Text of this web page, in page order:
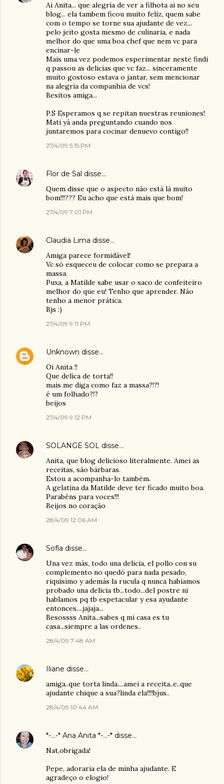
Ai Anita... que alegría de ver a filhota ai no seu
blog... ela tambem ficou muito feliz, quem sabe
com o tempo se torne sua ajudante de vez...
pelo jeito gosta mesmo de culinaria, e nada
melhor do que uma boa chef que nem vc para
encinar-le
Mais uma vez podemos esperimentar neste findi
q passou as delicias que vc faz... sinceramente
muito gostoso estava o jantar, sem mencionar
na alegria da companhia de vcs!
Besitos amiga...
P.S Esperamos q se repitan nuestras reuniones!
Mati yá anda preguntando cuando nos
juntaremos para cocinar denuevo contigo!!
27/4/09 5:15 PM
Flor de Sal disse…
Quem disse que o aspecto não está lá muito
bom!!!??? Eu acho que está mais que bom!
27/4/09 7:01 PM
Claudia Lima disse…
Amiga parece formidável!
Vc só esqueceu de colocar como se prepara a
massa.
Puxa, a Matilde sabe usar o saco de confeiteiro
melhor do que eu! Tenho que aprender. Não
tenho a menor prática.
Bjs :)
27/4/09 9:11 PM
Unknown disse…
Oi Anita !!
Que delíca de torta!!
mais me diga como faz a massa?!?!
é um folhado?!?
beijos
27/4/09 9:12 PM
SOLANGE SOL disse…
Anita, que blog delicioso literalmente. Amei as
receitas, são bárbaras.
Estou a acompanha-lo também.
A gelatina da Matilde deve ter ficado muito boa.
Parabêns para voces!!!
Beijos no coração
28/4/09 12:06 AM
Sofía disse…
Una vez más, todo una delicia, el pollo con su
complemento no quedó para nada pesado,
riquisimo y además la rucula q nunca habíamos
probado una delicia tb...todo...del postre ni
hablamos pq tb espetacular y esa ayudante
entonces....jajaja...
Besossss Anita...sabes q mi casa es tu
casa...siempre a las ordenes..
28/4/09 7:48 AM
Iliane disse…
amiga..que torta linda....amei a receita..e..que
ajudante chique a sua?linda ela!!!!bjus..
28/4/09 10:44 AM
*-...-* Ana Anita *-...-* disse…
Nat,obrigada!
Pepe, adoraria ela de minha ajudante. E
agradeço o elogio!